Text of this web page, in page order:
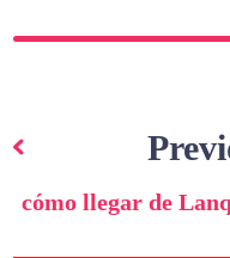
de
entradas
cómo llegar de